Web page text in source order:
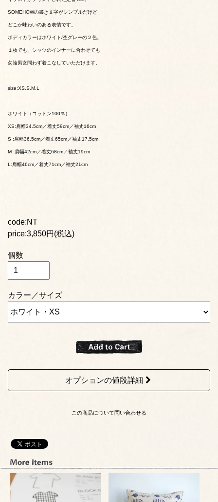
SOMEHOWの書き文字がシンプルだけど
どこか味わいのある表情です。
ボディカラーはホワイト/杢グレーの２色。
１枚でも、シャツのインナーに合わせても
勿論男女問わず着こなしていただけます。
size:XS.S.M.L
ホワイト（コットン100％）
XS:肩幅34.5cm／着丈59cm／袖丈16cm
S :肩幅36.5cm／着丈65cm／袖丈17.5cm
M :肩幅42cm／着丈68cm／袖丈19cm
L:肩幅46cm／着丈71cm／袖丈21cm
code:NT
price:3,850円(税込)
個数
カラー／サイズ
オプションの値段詳細
この商品について問い合わせる